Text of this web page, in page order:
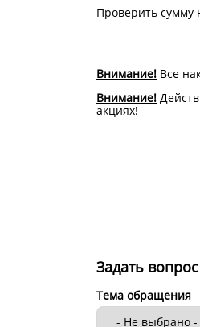
Проверить сумму
Внимание! Все
Внимание!
акциях!
Задать вопрос
Тема обращения